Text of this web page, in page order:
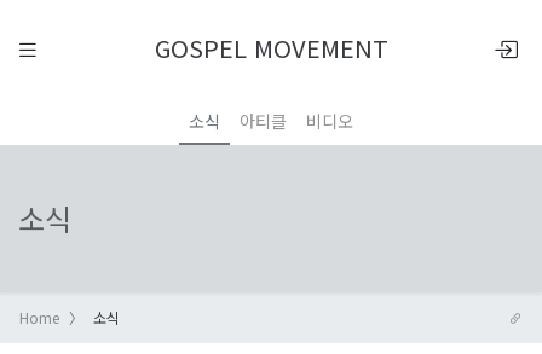
GOSPEL MOVEMENT
소식 아티클 비디오
소식
Home 소식